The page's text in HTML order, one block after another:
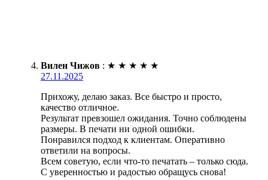
Вилен Чижов : ★ ★ ★ ★ ★
27.11.2025
Прихожу, делаю заказ. Все быстро и просто,
качество отличное.
Результат превзошел ожидания. Точно соблюдены
размеры. В печати ни одной ошибки.
Понравился подход к клиентам. Оперативно
ответили на вопросы.
Всем советую, если что-то печатать – только сюда.
С уверенностью и радостью обращусь снова!